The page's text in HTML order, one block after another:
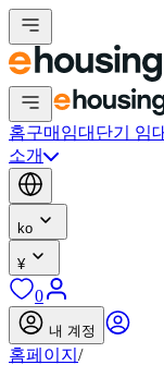
홈구매 임대 단기 임
소개
ko
¥
0
내 계정
홈페이지 /